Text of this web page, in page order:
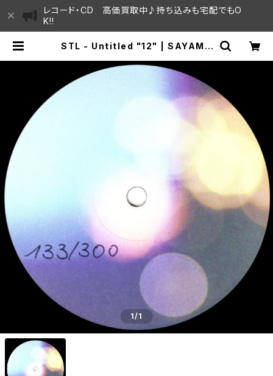
レコード・CD 高価買取中♪持ち込みも宅配でもO
K!!
STL - Untitled "12" | SAYAMA
晴らしの良いレコード屋
1/1